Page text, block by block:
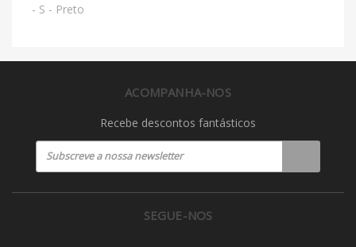
- S - Preto
ACOMPANHA-NOS
Recebe descontos fantásticos
SEGUE-NOS